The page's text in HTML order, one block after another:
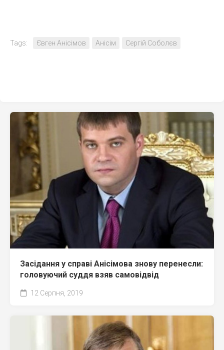
Tags: Євген Анісімов Анісім Сергій Соболєв
Засідання у справі Анісімова знову перенесли:
головуючий суддя взяв самовідвід
12 Серпня, 2019